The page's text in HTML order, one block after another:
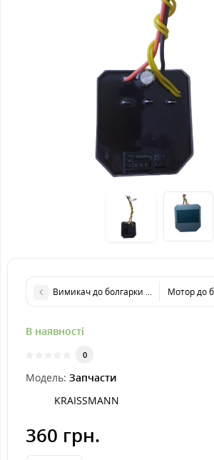
Вимикач до болгарки KRAISSMANN
Мотор до
В наявності
0
Модель: Запчасти
KRAISSMANN
360 грн.